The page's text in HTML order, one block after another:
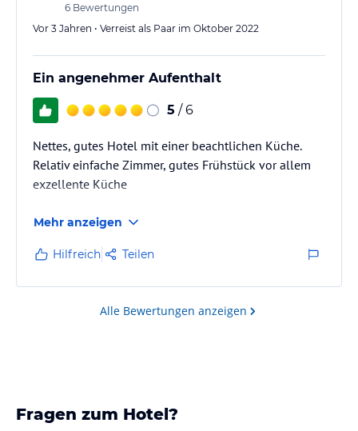
6 Bewertungen
Vor 3 Jahren • Verreist als Paar im Oktober 2022
Ein angenehmer Aufenthalt
5 / 6
Nettes, gutes Hotel mit einer beachtlichen Küche.
Relativ einfache Zimmer, gutes Frühstück vor allem
exzellente Küche
Mehr anzeigen
Hilfreich Teilen
Alle Bewertungen anzeigen
Fragen zum Hotel?